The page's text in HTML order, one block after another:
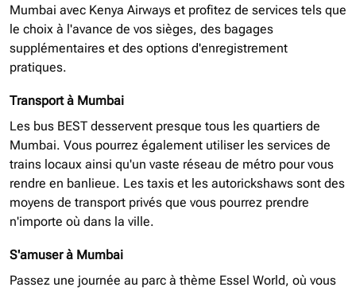
Mumbai avec Kenya Airways et profitez de services tels que
le choix à l'avance de vos sièges, des bagages
supplémentaires et des options d'enregistrement
pratiques.
Transport à Mumbai
Les bus BEST desservent presque tous les quartiers de
Mumbai. Vous pourrez également utiliser les services de
trains locaux ainsi qu'un vaste réseau de métro pour vous
rendre en banlieue. Les taxis et les autorickshaws sont des
moyens de transport privés que vous pourrez prendre
n'importe où dans la ville.
S'amuser à Mumbai
Passez une journée au parc à thème Essel World, où vous